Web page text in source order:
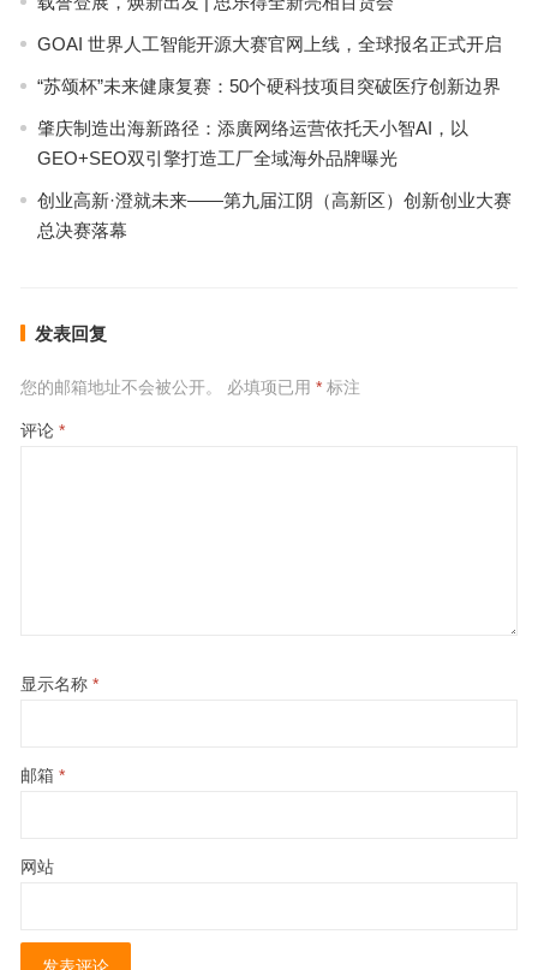
GOAI 世界人工智能开源大赛官网上线，全球报名正式开启
“苏颂杯”未来健康复赛：50个硬科技项目突破医疗创新边界
肇庆制造出海新路径：添廣网络运营依托天小智AI，以
GEO+SEO双引擎打造工厂全域海外品牌曝光
创业高新·澄就未来——第九届江阴（高新区）创新创业大赛
总决赛落幕
发表回复
您的邮箱地址不会被公开。 必填项已用 *标注
评论 *
显示名称 *
邮箱 *
网站